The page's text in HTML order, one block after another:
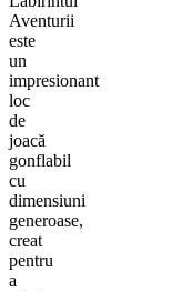
Aventurii
este
un
impresionant
loc
de
joacă
gonflabil
cu
dimensiuni
generoase,
creat
pentru
a